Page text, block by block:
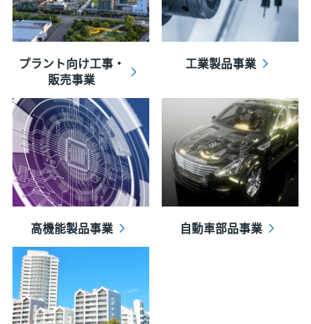
プラント向け工事・
販売事業
工業製品事業
高機能製品事業 自動車部品事業